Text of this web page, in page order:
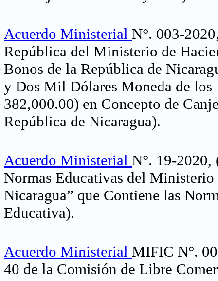
Acuerdo Ministerial N°. 003-
República del Ministerio de
Bonos de la República de
y Dos Mil Dólares Moneda de los
382,000.00) en Concepto de
República de Nicaragua).
Acuerdo Ministerial N°. 19-
Normas Educativas del
Nicaragua” que Contiene las
Educativa).
Acuerdo Ministerial MIFIC N°.
40 de la Comisión de Libre